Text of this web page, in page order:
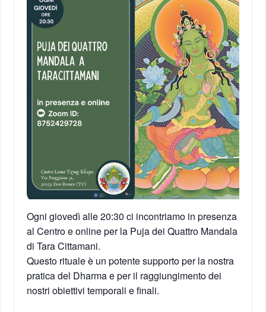
Ogni giovedì alle 20:30 ci incontriamo in presenza
al Centro e online per la Puja dei Quattro Mandala
di Tara Cittamani.
Questo rituale è un potente supporto per la nostra
pratica del Dharma e per il raggiungimento dei
nostri obiettivi temporali e finali.